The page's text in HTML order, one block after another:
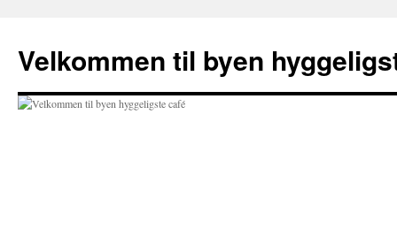
indhold
Velkommen til byen